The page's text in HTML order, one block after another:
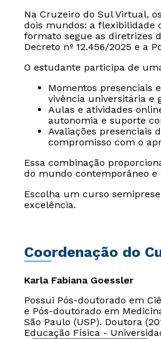
Na Cruzeiro do Sul Virtual,
dois mundos: a flexibilidade
formato segue as diretrizes
Decreto nº 12.456/2025 e a
O estudante participa de
Momentos presenciais
vivência universitária e
Aulas e atividades
autonomia e suporte
Avaliações presenciais
compromisso com o
Essa combinação
do mundo contemporâneo e
Escolha um curso
excelência.
Coordenação do
Karla Fabiana Goessler
Possui Pós-doutorado em
e Pós-doutorado em
São Paulo (USP). Doutora
Educação Física -